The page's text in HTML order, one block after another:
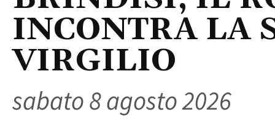
INCONTRA LA
VIRGILIO
sabato 8 agosto 2026